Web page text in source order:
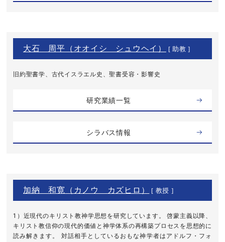
大石 周平（オオイシ シュウヘイ） [ 助教 ]
旧約聖書学、古代イスラエル史、聖書受容・影響史
研究業績一覧
シラバス情報
加納 和寛（カノウ カズヒロ） [ 教授 ]
1）近現代のキリスト教神学思想を研究しています。 啓蒙主義以降、
キリスト教信仰の現代的価値と神学体系の再構築プロセスを思想的に
読み解きます。 対話相手としているおもな神学者はアドルフ・フォ